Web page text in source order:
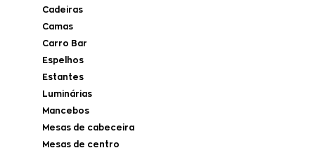
Cadeiras
Camas
Carro Bar
Espelhos
Estantes
Luminárias
Mancebos
Mesas de cabeceira
Mesas de centro